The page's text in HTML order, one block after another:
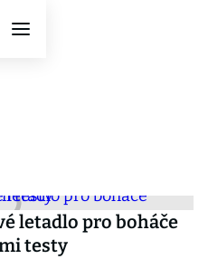
letadlo pro boháče
testy